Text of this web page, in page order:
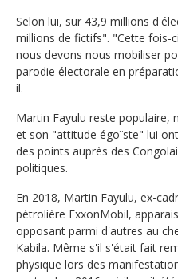
Selon lui, sur 43,9 millions
millions de fictifs". "Cette fois-
nous devons nous mobiliser
parodie électorale en
il.
Martin Fayulu reste populaire,
et son "attitude égoïste" lui
des points auprès des
politiques.
En 2018, Martin Fayulu, ex-
pétrolière ExxonMobil,
opposant parmi d'autres au
Kabila. Même s'il s'était fait
physique lors des